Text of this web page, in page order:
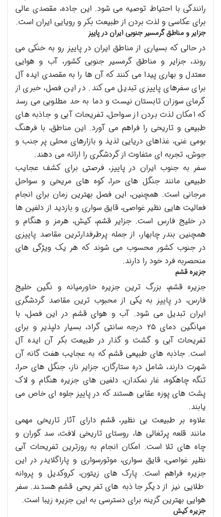
رانندگی با احتیاط توصیه می شود. این جاده، مقصدی عالی
برای عکاسی و لذت بردن از طبیعت بکر و رویایی ایران است.
جزایر و مناطق گرمسیر جنوبی ایران در پاییز
در حالی که بسیاری از مناطق ایران در پاییز رو به خنکی می
روند، جزایر و مناطق گرمسیر جنوبی کشور، آب و هوایی
معتدل و بهاری پیدا می کنند که آن ها را به مقصدی ایده آل
برای سفرهای پاییزی تبدیل می کند. در این فصل، خبری از
گرمای سوزان تابستان نیست و دما به حد مطلوبی می رسد
که امکان لذت بردن از سواحل، تفریحات آبی و جاذبه های
طبیعی و تاریخی را فراهم می آورد. این مناطق، با فرهنگ
بومی غنی، غذاهای دریایی لذیذ و بازارهای محلی پر جنب و
جوش، تجربه ای متفاوت از گردشگری را ارائه می دهند.
سفر به جنوب ایران در پاییز، فرصتی برای کشف عجایب
طبیعی مانند جنگل های حرا، کوه های مریخی و سواحل
مرجانی است. همچنین، این فصل بهترین زمان برای انجام
فعالیت هایی نظیر غواصی، قایق سواری و بازدید از دلفین ها
در خلیج فارس است. جزایر قشم، کیش، هرمز و هنگام و
همچنین بندر چابهار، از جمله پرطرفدارترین مقاصد پاییزی
در جنوب کشور محسوب می شوند که هر یک ویژگی های
منحصربه فرد خود را دارند.
جزیره قشم
جزیره قشم، بزرگ ترین جزیره خاورمیانه و نگین خلیج
فارس، در پاییز به یکی از محبوب ترین مقاصد گردشگری
ایران تبدیل می شود. آب و هوای قشم در این فصل، با
میانگین دمای ۲۵ درجه سانتی گراد، بسیار دلپذیر و برای
تفریحات آبی و گشت و گذار در طبیعت بکر آن ایده آل
است. جاذبه های طبیعی قشم که به عجایب هفت گانه آن
شهرت دارند، شامل دره ستارگان، جزایر ناز، جنگل های حرا،
تنگه چاهکوه، غار نمکدان، دلفین های جزیره هنگام و لاک
پشت های پوزه عقابی هستند که در پاییز جلوه ای خاص می
یابند.
علاوه بر طبیعت بی نظیر، قشم دارای آثار تاریخی مهمی
مانند قلعه پرتغالی ها، روستای تاریخی لافت، سد گوران و
چاه های تلا است. امکان انجام به روزترین تفریحات آبی
نظیر غواصی، قایق سواری، موتورسواری و پاراگلایدر در این
جزیره فراهم است. پارک های زیتون، کروکدیل و پروانه
طلایی نیز از دیگر جاذبه های تفریحی قشم هستند. سفر
هوایی بهترین گزینه برای دسترسی به این جزیره زیبا است.
جزیره کیش